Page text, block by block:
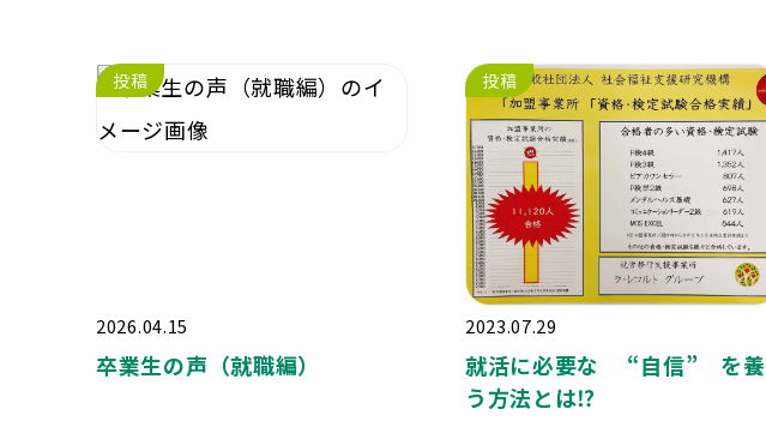
投稿
2026.04.15
卒業生の声（就職編）
投稿
2023.07.29
就活に必要な “自信” を養
う方法とは⁉️